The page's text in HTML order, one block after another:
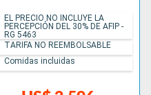
EL PRECIO NO INCLUYE LA
PERCEPCIÓN DEL 30% DE AFIP -
RG 5463
TARIFA NO REEMBOLSABLE
Comidas incluidas